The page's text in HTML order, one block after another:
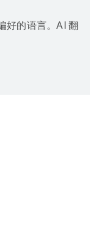
好的语言。AI 翻